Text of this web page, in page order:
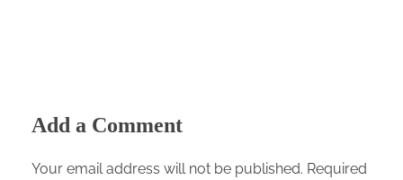
Add a Comment
Your email address will not be published. Required